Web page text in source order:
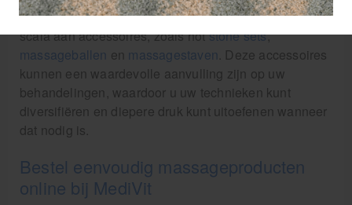
Naast de basisbehoeften bieden we ook een breed
scala aan accessoires, zoals hotstone sets,
massageballen en massagestaven. Deze accessoires
kunnen een waardevolle aanvulling zijn op uw
behandelingen, waardoor u uw technieken kunt
diversifiëren en diepere druk kunt uitoefenen wanneer
dat nodig is.
Bestel eenvoudig massageproducten
online bij MediVit